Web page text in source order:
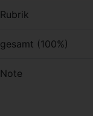
Rubrik
gesamt (100%)
Note